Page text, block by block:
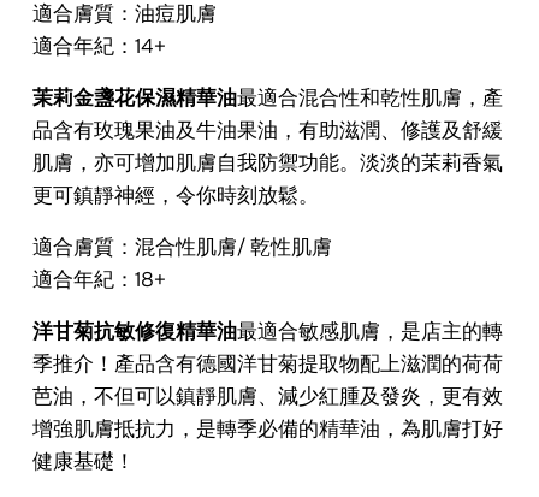
適合膚質：油痘肌膚
適合年紀：14+
茉莉金盞花保濕精華油最適合混合性和乾性肌膚，產
品含有玫瑰果油及牛油果油，有助滋潤、修護及舒緩
肌膚，亦可增加肌膚自我防禦功能。淡淡的茉莉香氣
更可鎮靜神經，令你時刻放鬆。
適合膚質：混合性肌膚/ 乾性肌膚
適合年紀：18+
洋甘菊抗敏修復精華油最適合敏感肌膚，是店主的轉
季推介！產品含有德國洋甘菊提取物配上滋潤的荷荷
芭油，不但可以鎮靜肌膚、減少紅腫及發炎，更有效
增強肌膚抵抗力，是轉季必備的精華油，為肌膚打好
健康基礎！